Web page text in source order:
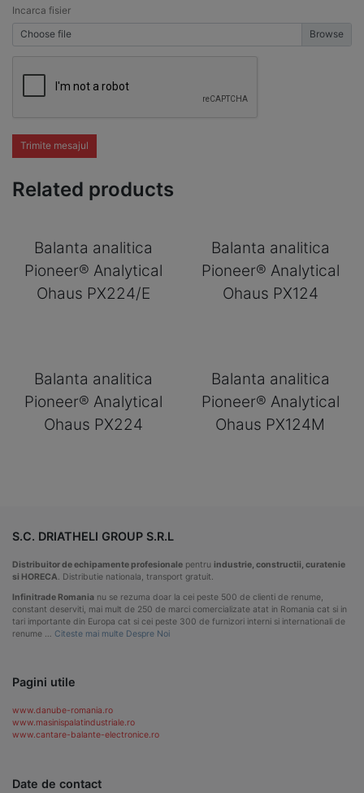
Incarca fisier
Choose file
Trimite mesajul
Related products
Balanta analitica
Pioneer® Analytical
Ohaus PX224/E
Balanta analitica
Pioneer® Analytical
Ohaus PX124
Balanta analitica
Pioneer® Analytical
Ohaus PX224
Balanta analitica
Pioneer® Analytical
Ohaus PX124M
S.C. DRIATHELI GROUP S.R.L
Distribuitor de echipamente profesionale pentru industrie, constructii, curatenie
si HORECA . Distributie nationala, transport gratuit.
Infinitrade Romania nu se rezuma doar la cei peste 500 de clienti de renume,
constant deserviti, mai mult de 250 de marci comercializate atat in Romania cat si in
tari importante din Europa cat si cei peste 300 de furnizori interni si internationali de
renume … Citeste mai multe Despre Noi
Pagini utile
www.danube-romania.ro
www.masinispalatindustriale.ro
www.cantare-balante-electronice.ro
Date de contact